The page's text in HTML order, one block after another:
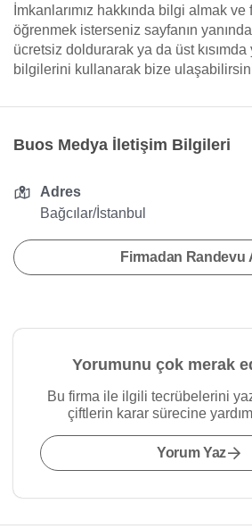
İmkanlarımız hakkında bilgi almak ve
öğrenmek isterseniz sayfanın
ücretsiz doldurarak ya da üst
bilgilerini kullanarak bize
Buos Medya İletişim Bilgileri
Adres
Bağcılar/İstanbul
Firmadan Randevu
Yorumunu çok merak
Bu firma ile ilgili tecrübelerini
çiftlerin karar sürecine
Yorum Yaz